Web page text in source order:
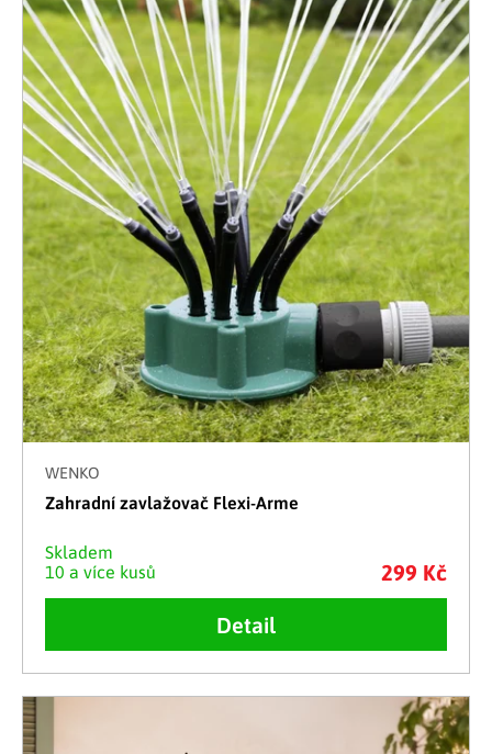
Výpis produktů
WENKO
Zahradní zavlažovač Flexi-Arme
Skladem
10 a více kusů
299 Kč
Detail